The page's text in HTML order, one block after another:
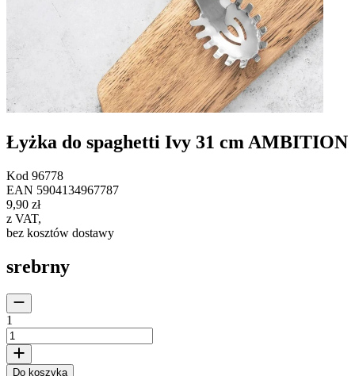
Łyżka do spaghetti Ivy 31 cm AMBITION
Kod 96778
EAN 5904134967787
9,90 zł
z VAT,
bez kosztów dostawy
srebrny
1
Do koszyka